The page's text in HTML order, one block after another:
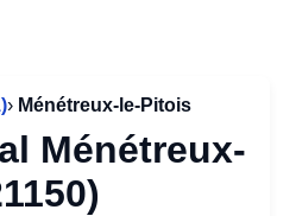
› Ménétreux-le-Pitois
Ménétreux-